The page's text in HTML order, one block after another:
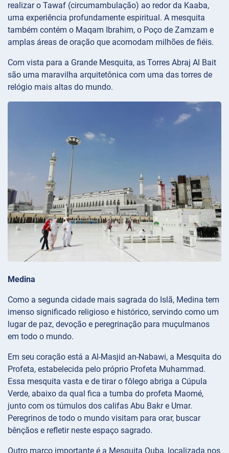
realizar o Tawaf (circumambulação) ao redor da Kaaba,
uma experiência profundamente espiritual. A mesquita
também contém o Maqam Ibrahim, o Poço de Zamzam e
amplas áreas de oração que acomodam milhões de fiéis.
Com vista para a Grande Mesquita, as Torres Abraj Al Bait
são uma maravilha arquitetônica com uma das torres de
relógio mais altas do mundo.
Medina
Como a segunda cidade mais sagrada do Islã, Medina tem
imenso significado religioso e histórico, servindo como um
lugar de paz, devoção e peregrinação para muçulmanos
em todo o mundo.
Em seu coração está a Al-Masjid an-Nabawi, a Mesquita do
Profeta, estabelecida pelo próprio Profeta Muhammad.
Essa mesquita vasta e de tirar o fôlego abriga a Cúpula
Verde, abaixo da qual fica a tumba do profeta Maomé,
junto com os túmulos dos califas Abu Bakr e Umar.
Peregrinos de todo o mundo visitam para orar, buscar
bênçãos e refletir neste espaço sagrado.
Outro marco importante é a Mesquita Quba, localizada nos